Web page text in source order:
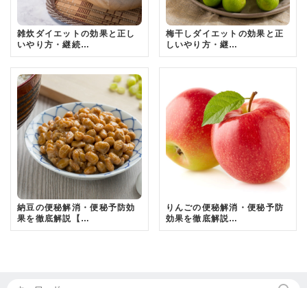
雑炊ダイエットの効果と正し
いやり方・継続…
梅干しダイエットの効果と正
しいやり方・継…
納豆の便秘解消・便秘予防効
果を徹底解説【…
りんごの便秘解消・便秘予防
効果を徹底解説…